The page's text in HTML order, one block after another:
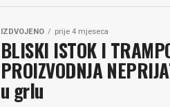
IZDVOJENO prije 4 mjeseca
BLISKI ISTOK I
PROIZVODNJA
u grlu